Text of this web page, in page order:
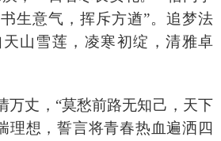
生意气，挥斥方遒”。追梦法
山雪莲，凌寒初绽，清雅卓
万丈， “莫愁前路无知己，天下
理想，誓言将青春热血遍洒四